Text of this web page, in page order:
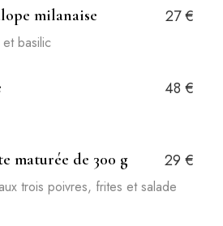
milanaise 27 €
basilic​
48 €
maturée de 300 g 29 €
trois poivres, frites et salade